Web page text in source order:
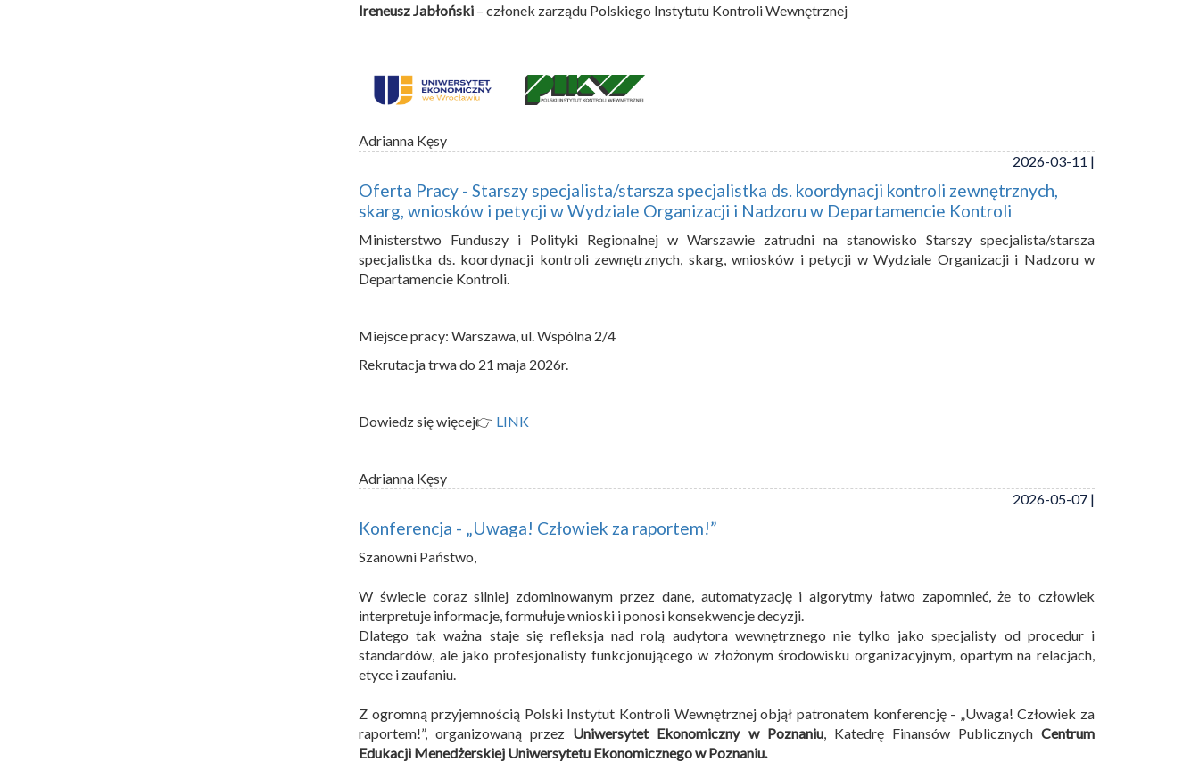
Ireneusz Jabłoński – członek zarządu Polskiego Instytutu Kontroli Wewnętrznej
Adrianna Kęsy
2026-03-11 |
Oferta Pracy - Starszy specjalista/starsza specjalistka ds. koordynacji kontroli zewnętrznych,
skarg, wniosków i petycji w Wydziale Organizacji i Nadzoru w Departamencie Kontroli
Ministerstwo Funduszy i Polityki Regionalnej w Warszawie zatrudni na stanowisko Starszy specjalista/starsza
specjalistka ds. koordynacji kontroli zewnętrznych, skarg, wniosków i petycji w Wydziale Organizacji i Nadzoru w
Departamencie Kontroli.
Miejsce pracy: Warszawa, ul. Wspólna 2/4
Rekrutacja trwa do 21 maja 2026r.
Dowiedz się więcej👉 LINK
Adrianna Kęsy
2026-05-07 |
Konferencja - „Uwaga! Człowiek za raportem!”
Szanowni Państwo,
W świecie coraz silniej zdominowanym przez dane, automatyzację i algorytmy łatwo zapomnieć, że to człowiek
interpretuje informacje, formułuje wnioski i ponosi konsekwencje decyzji.
Dlatego tak ważna staje się refleksja nad rolą audytora wewnętrznego nie tylko jako specjalisty od procedur i
standardów, ale jako profesjonalisty funkcjonującego w złożonym środowisku organizacyjnym, opartym na relacjach,
etyce i zaufaniu.
Z ogromną przyjemnością Polski Instytut Kontroli Wewnętrznej objął patronatem konferencję - „Uwaga! Człowiek za
raportem!”, organizowaną przez Uniwersytet Ekonomiczny w Poznaniu, Katedrę Finansów PublicznychCentrum
Edukacji Menedżerskiej Uniwersytetu Ekonomicznego w Poznaniu.